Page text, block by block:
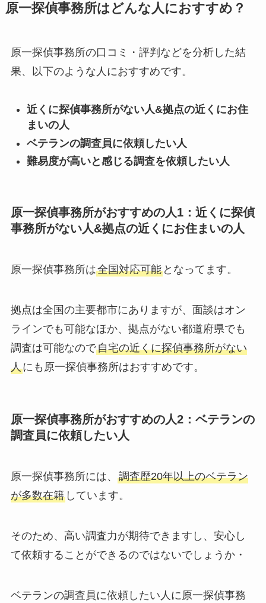
原一探偵事務所はどんな人におすすめ？
原一探偵事務所の口コミ・評判などを分析した結
果、以下のような人におすすめです。
近くに探偵事務所がない人&拠点の近くにお住
まいの人
ベテランの調査員に依頼したい人
難易度が高いと感じる調査を依頼したい人
原一探偵事務所がおすすめの人1：近くに探偵
事務所がない人&拠点の近くにお住まいの人
原一探偵事務所は全国対応可能となってます。
拠点は全国の主要都市にありますが、面談はオン
ラインでも可能なほか、拠点がない都道府県でも
調査は可能なので自宅の近くに探偵事務所がない
人にも原一探偵事務所はおすすめです。
原一探偵事務所がおすすめの人2：ベテランの
調査員に依頼したい人
原一探偵事務所には、 調査歴20年以上のベテラン
が多数在籍しています。
そのため、高い調査力が期待できますし、安心し
て依頼することができるのではないでしょうか・
ベテランの調査員に依頼したい人に原一探偵事務